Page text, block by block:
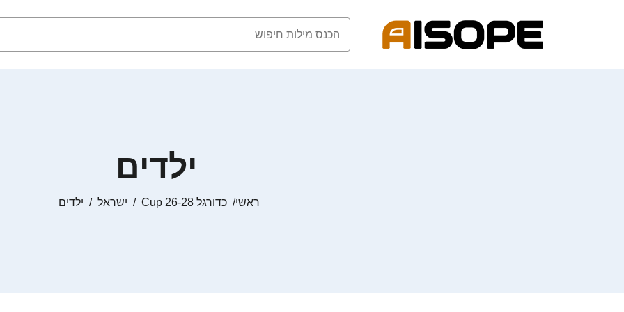
ילדים
ראשי כדורגל Cup 26-28 ישראל ילדים